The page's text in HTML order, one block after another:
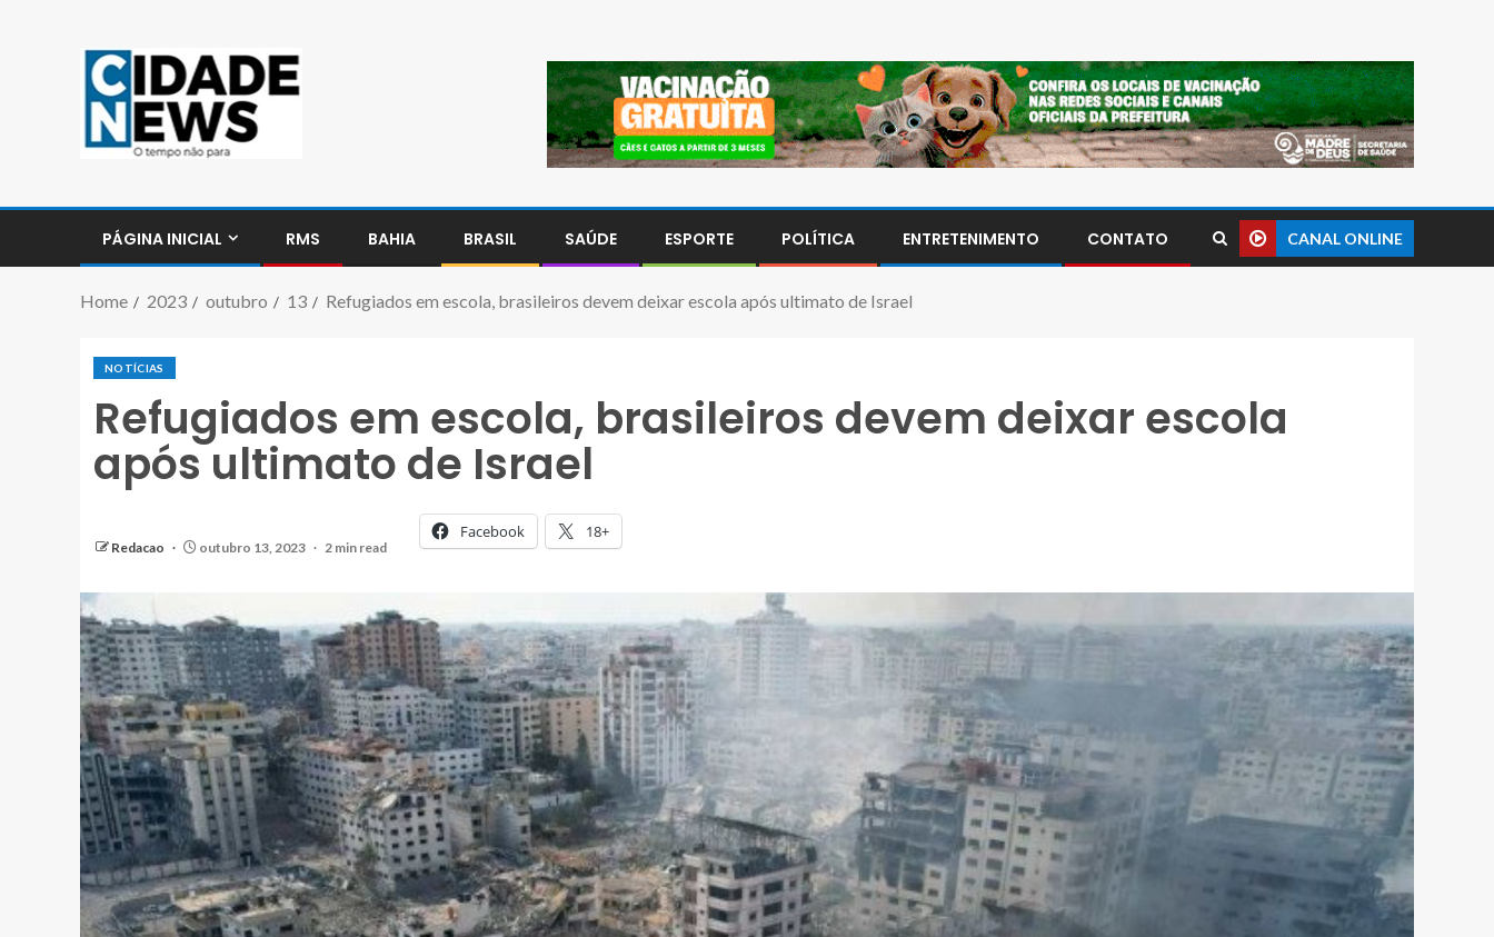
PÁGINA INICIAL RMS BAHIA BRASIL SAÚDE ESPORTE POLÍTICA ENTRETENIMENTO CONTATO CANAL ONLINE
Home 2023 outubro 13 Refugiados em escola, brasileiros devem deixar escola após ultimato de Israel
NOTÍCIAS
Refugiados em escola, brasileiros devem deixar escola
após ultimato de Israel
Redacao outubro 13, 2023 2 min read
Facebook 18+